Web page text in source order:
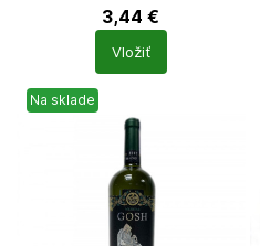
3,44 €
Počet
produktů
Vložiť
Na sklade